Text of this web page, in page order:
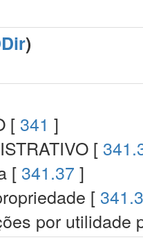
)
[ 341 ]
[
[ 341.37 ]
[
por utilidade